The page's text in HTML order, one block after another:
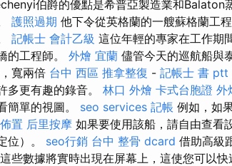
伯爵的優點是希普亞製造業和Balaton
護照過期 他下令從英格蘭的一艘蘇格蘭工
記帳士 會計乙級 這位年輕的專家在工作期
的工程師。 外燴 宜蘭 儘管今天的巡航船與
寬兩倍 台中 西區 推拿整復 - 記帳士 書 ptt
多更有趣的錄音。 林口 外燴 卡式台胞證 外
簡單的視圖。 seo services 記帳 例如，如
置 后里按摩 如果要使用該船，請自由查看
位）。 seo行銷 台中 整骨 dcard 借助高級
些數據將實時出現在屏幕上，這使您可以